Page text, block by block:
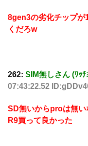
8gen3の劣化チップ
くだろw
262: SIM無しさん (ﾜｯ
07:43:22.52
SD無いからproは無い
R9買って良かった